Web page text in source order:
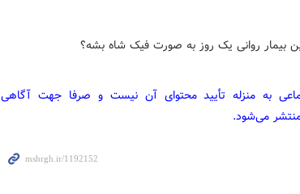
به منزله تأیید محتوای آن نیست و صرفا جهت آگاهی
می‌شود.